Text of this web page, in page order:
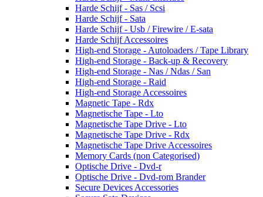
Harde Schijf - Sas / Scsi
Harde Schijf - Sata
Harde Schijf - Usb / Firewire / E-sata
Harde Schijf Accessoires
High-end Storage - Autoloaders / Tape Library
High-end Storage - Back-up & Recovery
High-end Storage - Nas / Ndas / San
High-end Storage - Raid
High-end Storage Accessoires
Magnetic Tape - Rdx
Magnetische Tape - Lto
Magnetische Tape Drive - Lto
Magnetische Tape Drive - Rdx
Magnetische Tape Drive Accessoires
Memory Cards (non Categorised)
Optische Drive - Dvd-r
Optische Drive - Dvd-rom Brander
Secure Devices Accessories